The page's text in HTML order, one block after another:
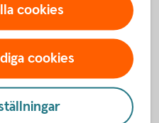
kan du ta vara
Då kanske du undrar
cookies
cookies